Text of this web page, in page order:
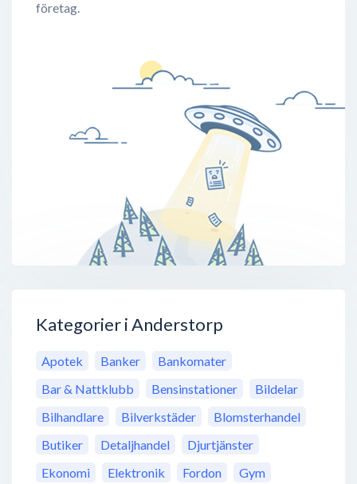
företag.
Kategorier i Anderstorp
Apotek Banker
Bankomater
Bar & Nattklubb
Bensinstationer
Bildelar
Bilhandlare
Bilverkstäder
Blomsterhandel
Butiker
Detaljhandel
Djurtjänster
Ekonomi
Elektronik Fordon
Gym